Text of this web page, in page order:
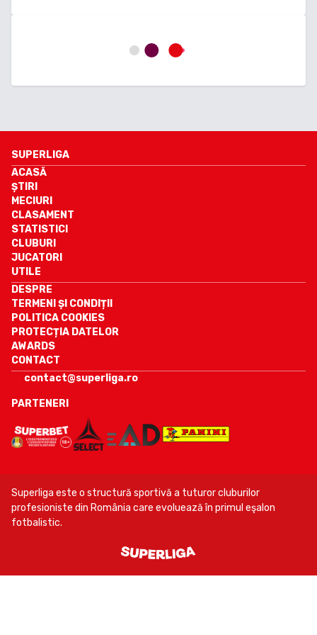
SUPERLIGA
ACASĂ
ȘTIRI
MECIURI
CLASAMENT
STATISTICI
CLUBURI
JUCATORI
UTILE
DESPRE
TERMENI ȘI CONDIȚII
POLITICA COOKIES
PROTECȚIA DATELOR
AWARDS
CONTACT
contact@superliga.ro
PARTENERI
Superliga este o structură sportivă a tuturor cluburilor
profesioniste din România care evoluează în primul eşalon
fotbalistic.